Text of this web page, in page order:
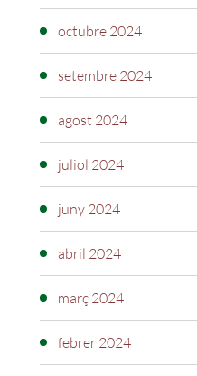
octubre 2024
setembre 2024
agost 2024
juliol 2024
juny 2024
abril 2024
març 2024
febrer 2024